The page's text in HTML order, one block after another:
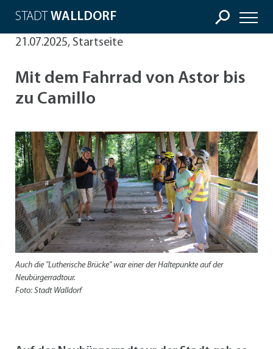
STADT WALLDORF
21.07.2025, Startseite
Mit dem Fahrrad von Astor bis
zu Camillo
Auch die "Lutherische Brücke" war einer der Haltepunkte auf der
Neubürgerradtour.
Foto: Stadt Walldorf